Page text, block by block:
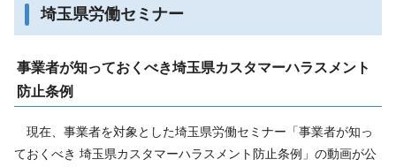
埼玉県労働セミナー
事業者が知っておくべき埼玉県カスタマーハラスメント
防止条例
現在、事業者を対象とした埼玉県労働セミナー「事業者が知っ
ておくべき 埼玉県カスタマーハラスメント防止条例」の動画が公